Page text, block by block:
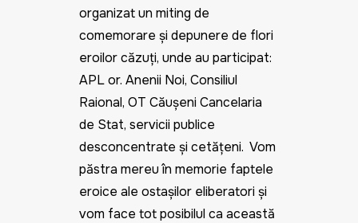
organizat un miting de
comemorare și depunere de flori
eroilor căzuți, unde au participat:
APL or. Anenii Noi, Consiliul
Raional, OT Căușeni Cancelaria
de Stat, servicii publice
desconcentrate și cetățeni. Vom
păstra mereu în memorie faptele
eroice ale ostașilor eliberatori și
vom face tot posibilul ca această